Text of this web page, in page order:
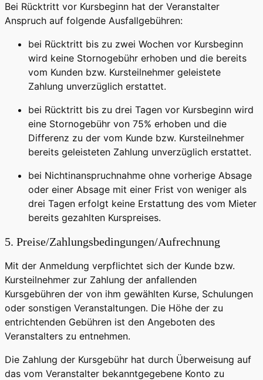
Bei Rücktritt vor Kursbeginn hat der Veranstalter
Anspruch auf folgende Ausfallgebühren:
bei Rücktritt bis zu zwei Wochen vor Kursbeginn
wird keine Stornogebühr erhoben und die bereits
vom Kunden bzw. Kursteilnehmer geleistete
Zahlung unverzüglich erstattet.
bei Rücktritt bis zu drei Tagen vor Kursbeginn wird
eine Stornogebühr von 75% erhoben und die
Differenz zu der vom Kunde bzw. Kursteilnehmer
bereits geleisteten Zahlung unverzüglich erstattet.
bei Nichtinanspruchnahme ohne vorherige Absage
oder einer Absage mit einer Frist von weniger als
drei Tagen erfolgt keine Erstattung des vom Mieter
bereits gezahlten Kurspreises.
5. Preise/Zahlungsbedingungen/Aufrechnung
Mit der Anmeldung verpflichtet sich der Kunde bzw.
Kursteilnehmer zur Zahlung der anfallenden
Kursgebühren der von ihm gewählten Kurse, Schulungen
oder sonstigen Veranstaltungen. Die Höhe der zu
entrichtenden Gebühren ist den Angeboten des
Veranstalters zu entnehmen.
Die Zahlung der Kursgebühr hat durch Überweisung auf
das vom Veranstalter bekanntgegebene Konto zu